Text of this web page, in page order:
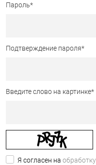
Пароль*
Подтверждение пароля*
Введите слово на картинке*
Я согласен на